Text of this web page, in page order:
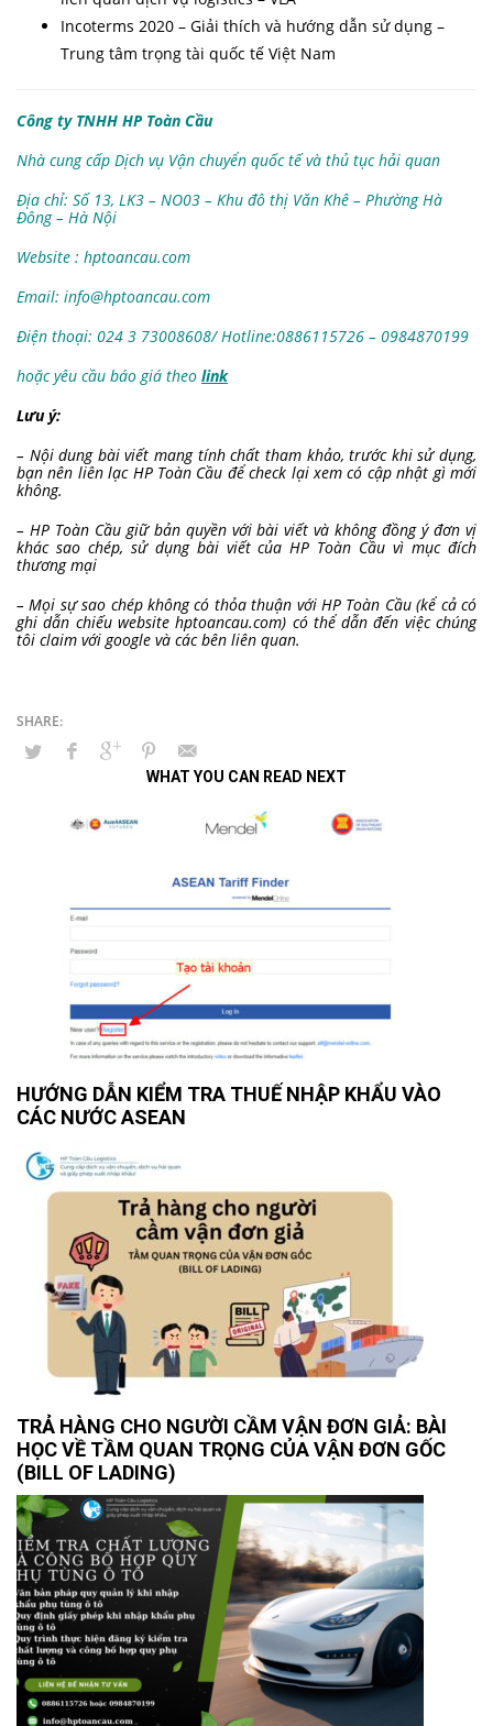
Incoterms 2020 – Giải thích và hướng dẫn sử dụng –
Trung tâm trọng tài quốc tế Việt Nam
Công ty TNHH HP Toàn Cầu
Nhà cung cấp Dịch vụ Vận chuyển quốc tế và thủ tục hải quan
Địa chỉ: Số 13, LK3 – NO03 – Khu đô thị Văn Khê – Phường Hà
Đông – Hà Nội
Website : hptoancau.com
Email: info@hptoancau.com
Điện thoại: 024 3 73008608/ Hotline:0886115726 – 0984870199
hoặc yêu cầu báo giá theo link
Lưu ý:
– Nội dung bài viết mang tính chất tham khảo, trước khi sử dụng,
bạn nên liên lạc HP Toàn Cầu để check lại xem có cập nhật gì mới
không.
– HP Toàn Cầu giữ bản quyền với bài viết và không đồng ý đơn vị
khác sao chép, sử dụng bài viết của HP Toàn Cầu vì mục đích
thương mại
– Mọi sự sao chép không có thỏa thuận với HP Toàn Cầu (kể cả có
ghi dẫn chiếu website hptoancau.com) có thể dẫn đến việc chúng
tôi claim với google và các bên liên quan.
WHAT YOU CAN READ NEXT
HƯỚNG DẪN KIỂM TRA THUẾ NHẬP KHẨU VÀO
CÁC NƯỚC ASEAN
TRẢ HÀNG CHO NGƯỜI CẦM VẬN ĐƠN GIẢ: BÀI
HỌC VỀ TẦM QUAN TRỌNG CỦA VẬN ĐƠN GỐC
(BILL OF LADING)